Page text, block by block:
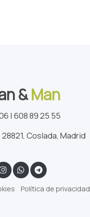
&Man
| 608 89 25 55
Coslada, Madrid
Política de privacidad